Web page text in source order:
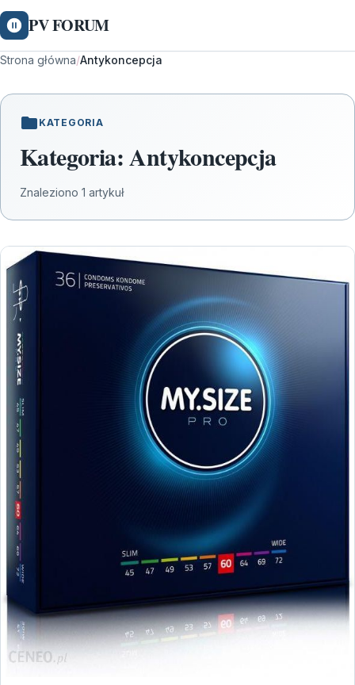
PV FORUM
Strona główna/Antykoncepcja
KATEGORIA
Kategoria:Antykoncepcja
Znaleziono 1 artykuł